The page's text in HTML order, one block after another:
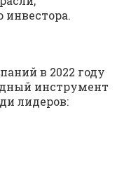
инвестора.
в 2022 году
инструмент
лидеров: